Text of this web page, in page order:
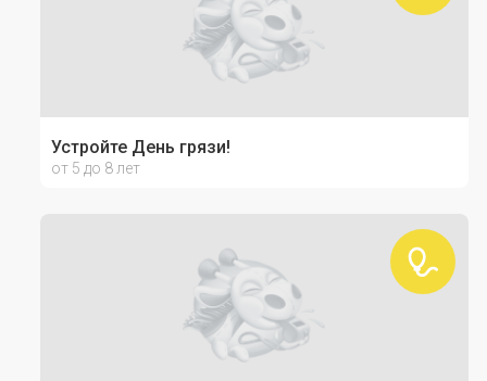
Устройте День грязи!
от 5 до 8 лет